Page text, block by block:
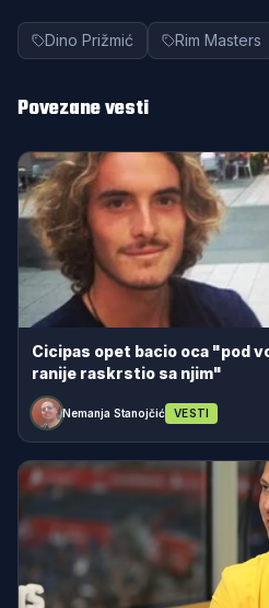
Dino Prižmić Rim Masters
Povezane vesti
Cicipas opet bacio oca "pod
ranije raskrstio sa njim"
Nemanja Stanojčić VESTI